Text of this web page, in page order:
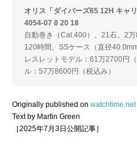
オリス「ダイバーズ65 12H キャ
4054-07 8 20 18
自動巻き（Cal.400）。21石。2
120時間。SSケース（直径
レスレットモデル：61万2700円
ル：57万8600円（税込み）
Originally published on watchtime.net
Text by Martin Green
［2025年7月3日公開記事］